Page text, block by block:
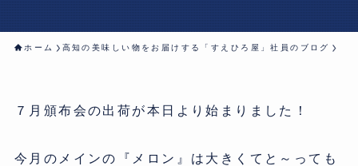
ホーム 高知の美味しい物をお届けする「すえひろ屋」社員のブログ
７月頒布会の出荷が本日より始まりました！
今月のメインの『メロン』は大きくてと～っても